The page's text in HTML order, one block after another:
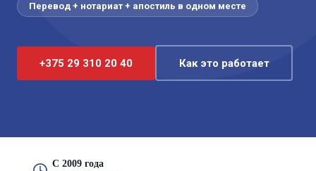
Перевод + нотариат + апостиль в одном месте
+375 29 310 20 40 Как это работает
С 2009 года